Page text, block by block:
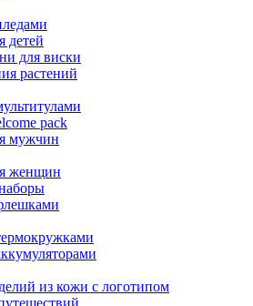
детей
для виски
растений
pack
мужчин
женщин
из кожи с логотипом